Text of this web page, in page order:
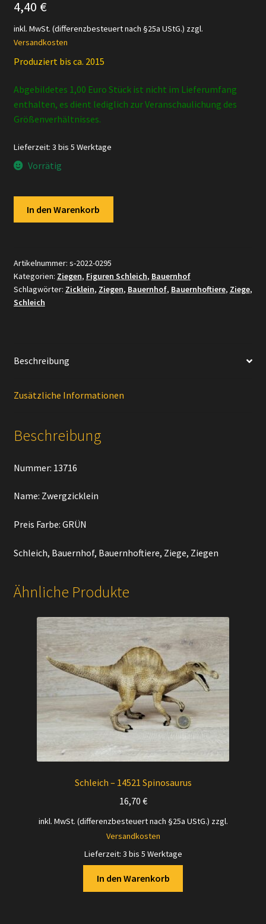
4,40 €
inkl. MwSt. (differenzbesteuert nach §25a UStG.) zzgl.
Versandkosten
Produziert bis ca. 2015
Abgebildetes 1,00 Euro Stück ist nicht im Lieferumfang
enthalten, es dient lediglich zur Veranschaulichung des
Größenverhältnisses.
Lieferzeit: 3 bis 5 Werktage
Vorrätig
Menge
In den Warenkorb
Artikelnummer: s-2022-0295
Kategorien: Ziegen, Figuren Schleich, Bauernhof
Schlagwörter: Zicklein, Ziegen, Bauernhof, Bauernhoftiere, Ziege,
Schleich
Beschreibung
Zusätzliche Informationen
Beschreibung
Nummer: 13716
Name: Zwergzicklein
Preis Farbe: GRÜN
Schleich, Bauernhof, Bauernhoftiere, Ziege, Ziegen
Ähnliche Produkte
Schleich – 14521 Spinosaurus
16,70 €
inkl. MwSt. (differenzbesteuert nach §25a UStG.) zzgl.
Versandkosten
Lieferzeit: 3 bis 5 Werktage
In den Warenkorb